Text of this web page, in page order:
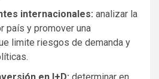
internacionales: analizar la
país y promover una
limite riesgos de demanda y